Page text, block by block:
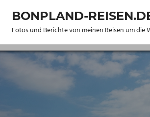
Inhalt
springen
BONPLAND-
Fotos und Berichte von meinen Reisen um die